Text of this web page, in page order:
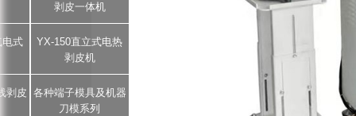
剥皮一体机
电式
YX-150直立式电热
剥皮机
剥皮 各种端子模具及机器
刀模系列